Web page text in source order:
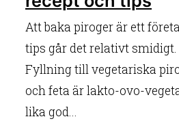
Att baka piroger är ett
tips går det relativt smidigt.
Fyllning till vegetariska
och feta är lakto-ovo-
lika god...